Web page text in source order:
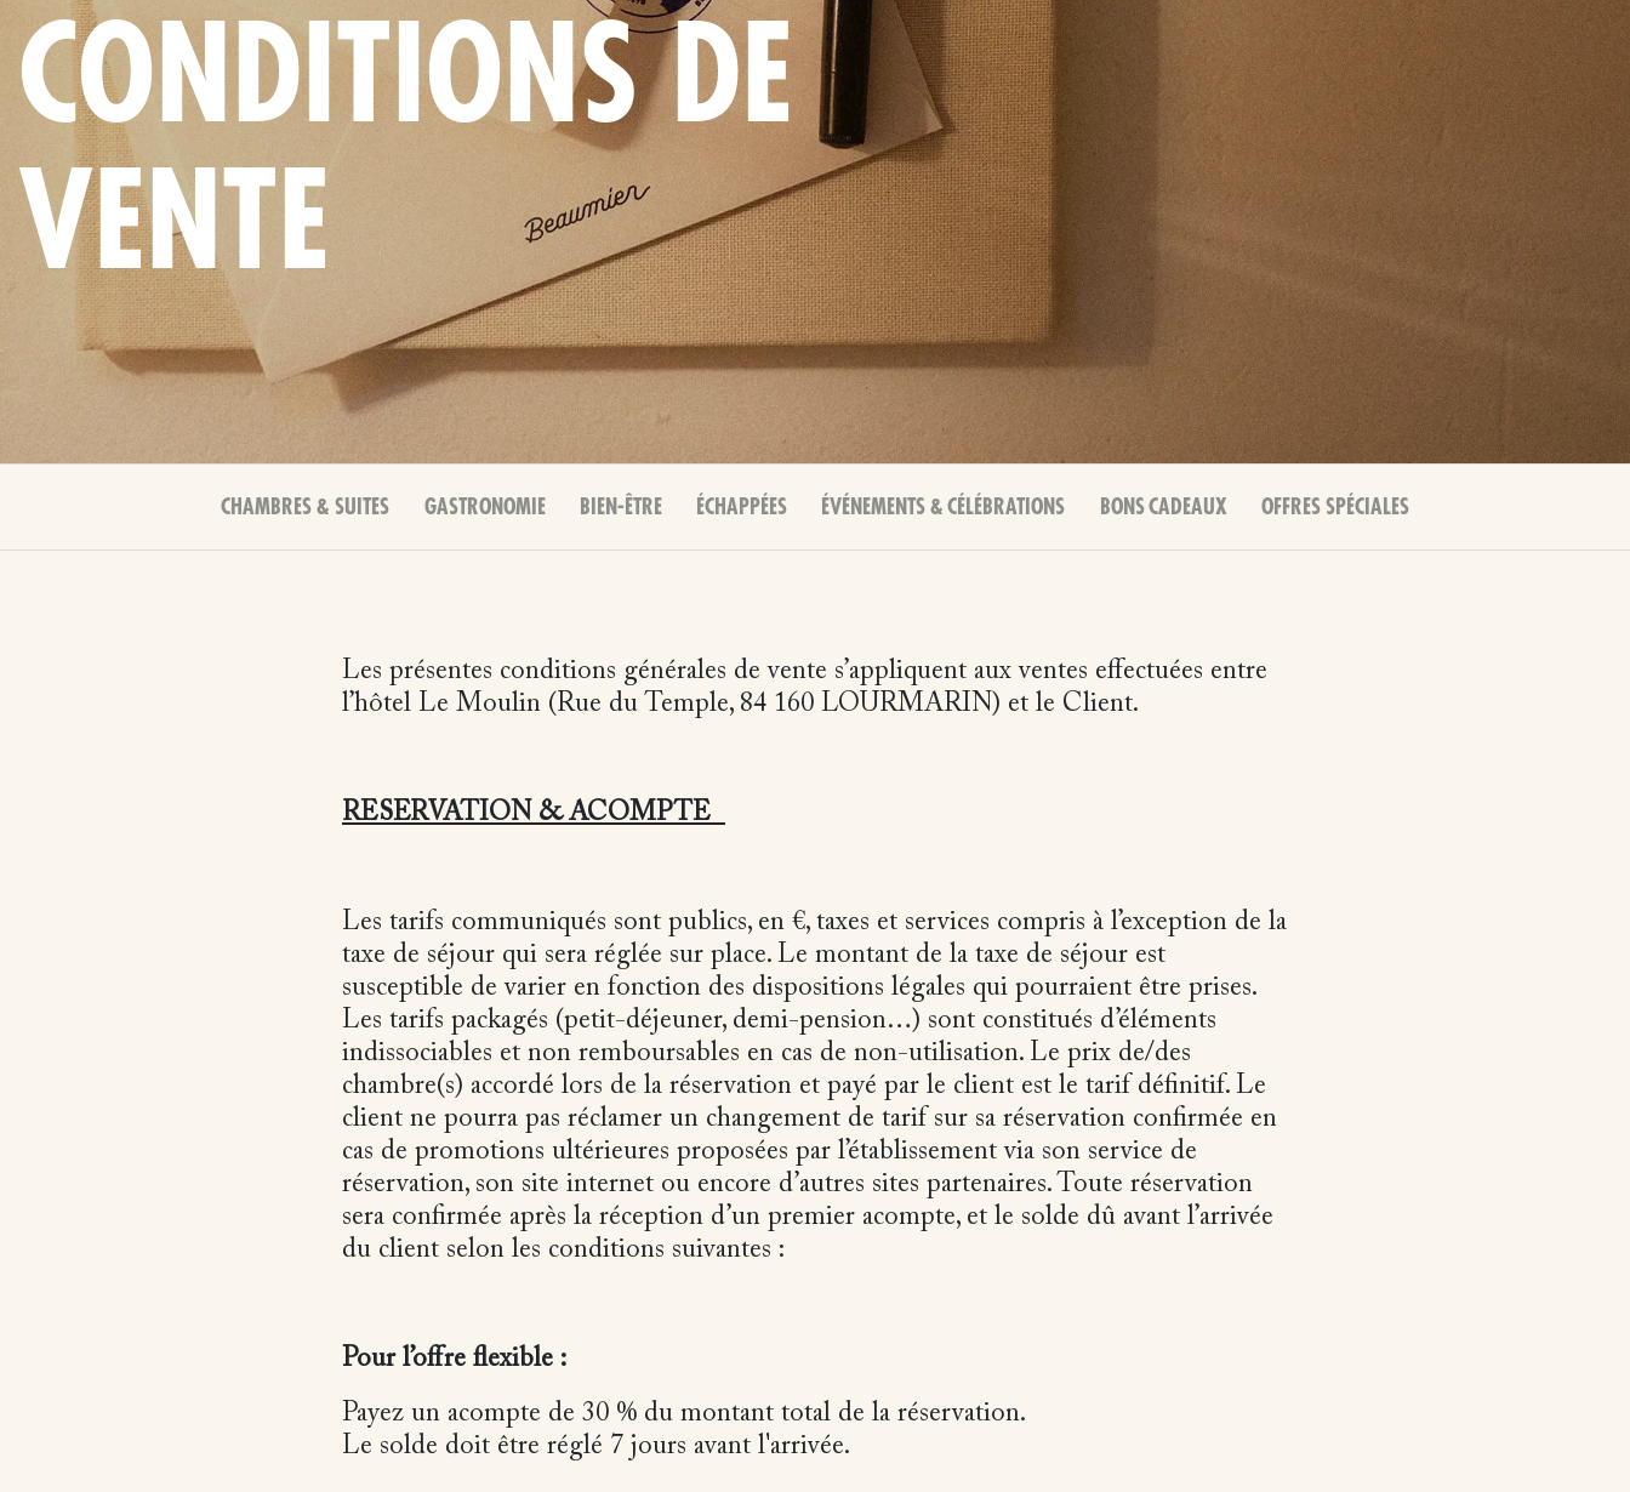
CONDITIONS DE
VENTE
CHAMBRES & SUITES GASTRONOMIE BIEN-ÊTRE ÉCHAPPÉES ÉVÉNEMENTS & CÉLÉBRATIONS BONS CADEAUX OFFRES SPÉCIALES
Les présentes conditions générales de vente s’appliquent aux ventes effectuées entre
l’hôtel Le Moulin (Rue du Temple, 84 160 LOURMARIN) et le Client.
RESERVATION & ACOMPTE
Les tarifs communiqués sont publics, en €, taxes et services compris à l’exception de la
taxe de séjour qui sera réglée sur place. Le montant de la taxe de séjour est
susceptible de varier en fonction des dispositions légales qui pourraient être prises.
Les tarifs packagés (petit-déjeuner, demi-pension…) sont constitués d’éléments
indissociables et non remboursables en cas de non-utilisation. Le prix de/des
chambre(s) accordé lors de la réservation et payé par le client est le tarif définitif. Le
client ne pourra pas réclamer un changement de tarif sur sa réservation confirmée en
cas de promotions ultérieures proposées par l’établissement via son service de
réservation, son site internet ou encore d’autres sites partenaires. Toute réservation
sera confirmée après la réception d’un premier acompte, et le solde dû avant l’arrivée
du client selon les conditions suivantes :
Pour l’offre flexible :
Payez un acompte de 30 % du montant total de la réservation.
Le solde doit être réglé 7 jours avant l'arrivée.